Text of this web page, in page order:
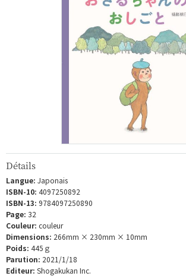
Détails
Langue: Japonais
ISBN-10: 4097250892
ISBN-13: 9784097250890
Page: 32
Couleur: couleur
Dimensions: 266mm × 230mm × 10mm
Poids: 445ｇ
Parution: 2021/1/18
Editeur: Shogakukan Inc.